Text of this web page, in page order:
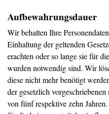
Aufbewahrungsdauer
Wir behalten Ihre
Einhaltung der geltenden
erachten oder so lange sie für
wurden notwendig sind. Wir
diese nicht mehr benötigt
der gesetzlich
von fünf respektive zehn